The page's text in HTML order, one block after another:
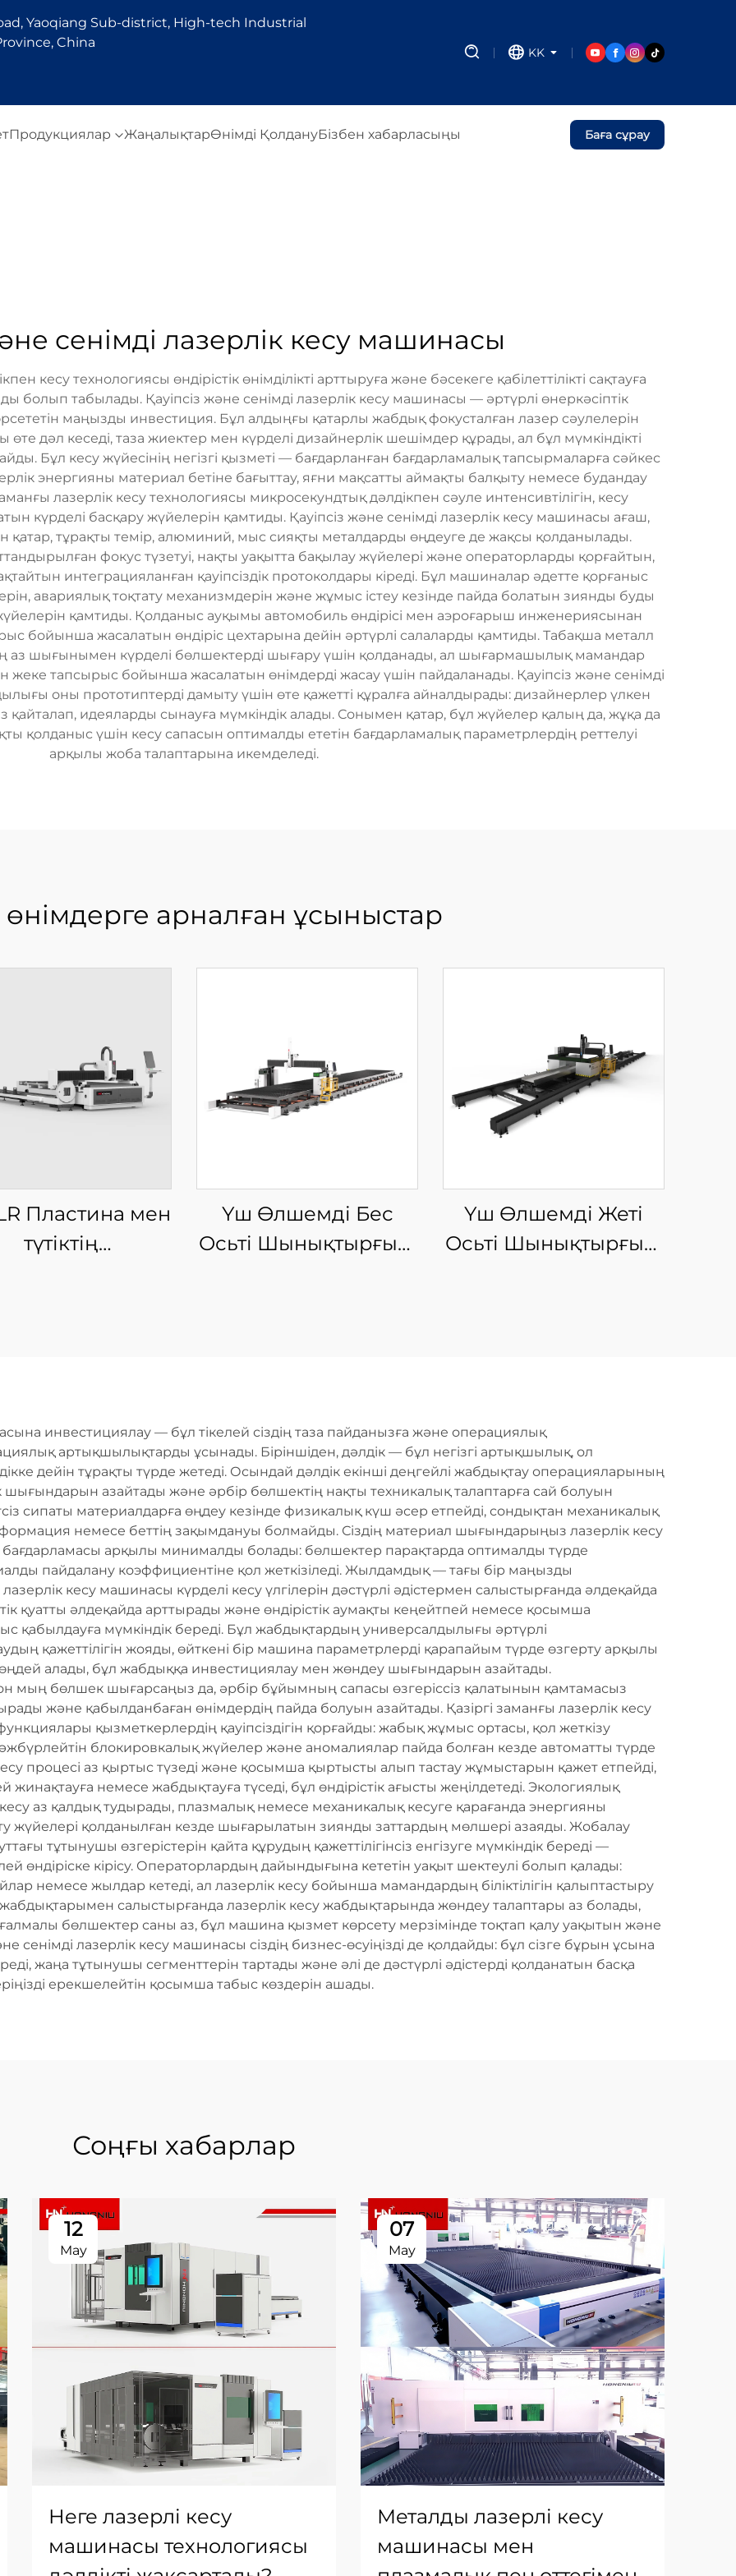
Yaoqiang Sub-district, High-tech Industrial
China
KK
Продукциялар ЖаңалықтарӨнімді ҚолдануБізбен хабарласыңы Баға сұрау
сенімді лазерлік кесу машинасы
кесу технологиясы өндірістік өнімділікті арттыруға және бәсекеге қабілеттілікті сақтауға
болып табылады. Қауіпсіз және сенімді лазерлік кесу машинасы — әртүрлі өнеркәсіптік
маңызды инвестиция. Бұл алдыңғы қатарлы жабдық фокусталған лазер сәулелерін
дәл кеседі, таза жиектер мен күрделі дизайнерлік шешімдер құрады, ал бұл мүмкіндікті
Бұл кесу жүйесінің негізгі қызметі — бағдарланған бағдарламалық тапсырмаларға сәйкес
энергияны материал бетіне бағыттау, яғни мақсатты аймақты балқыту немесе будандау
лазерлік кесу технологиясы микросекундтық дәлдікпен сәуле интенсивтілігін, кесу
күрделі басқару жүйелерін қамтиды. Қауіпсіз және сенімді лазерлік кесу машинасы ағаш,
қатар, тұрақты темір, алюминий, мыс сияқты металдарды өңдеуге де жақсы қолданылады.
фокус түзетуі, нақты уақытта бақылау жүйелері және операторларды қорғайтын,
интеграцияланған қауіпсіздік протоколдары кіреді. Бұл машиналар әдетте қорғаныс
авариялық тоқтату механизмдерін және жұмыс істеу кезінде пайда болатын зиянды буды
қамтиды. Қолданыс ауқымы автомобиль өндірісі мен аэроғарыш инженериясынан
бойынша жасалатын өндіріс цехтарына дейін әртүрлі салаларды қамтиды. Табақша металл
аз шығынымен күрделі бөлшектерді шығару үшін қолданады, ал шығармашылық мамандар
тапсырыс бойынша жасалатын өнімдерді жасау үшін пайдаланады. Қауіпсіз және сенімді
оны прототиптерді дамыту үшін өте қажетті құралға айналдырады: дизайнерлер үлкен
қайталап, идеяларды сынауға мүмкіндік алады. Сонымен қатар, бұл жүйелер қалың да, жұқа да
қолданыс үшін кесу сапасын оптималды ететін бағдарламалық параметрлердің реттелуі
арқылы жоба талаптарына икемделеді.
арналған ұсыныстар
Пластина мен
түтіктің
Үш Өлшемді Бес
Осьті Шынықтырғыш
Үш Өлшемді Жеті
Осьті Шынықтырғыш
инвестициялау — бұл тікелей сіздің таза пайданызға және операциялық
артықшылықтарды ұсынады. Біріншіден, дәлдік — бұл негізгі артықшылық, ол
дейін тұрақты түрде жетеді. Осындай дәлдік екінші деңгейлі жабдықтау операцияларының
шығындарын азайтады және әрбір бөлшектің нақты техникалық талаптарға сай болуын
сипаты материалдарға өңдеу кезінде физикалық күш әсер етпейді, сондықтан механикалық
немесе беттің зақымдануы болмайды. Сіздің материал шығындарыңыз лазерлік кесу
арқылы минималды болады: бөлшектер парақтарда оптималды түрде
пайдалану коэффициентіне қол жеткізіледі. Жылдамдық — тағы бір маңызды
кесу машинасы күрделі кесу үлгілерін дәстүрлі әдістермен салыстырғанда әлдеқайда
қуатты әлдеқайда арттырады және өндірістік аумақты кеңейтпей немесе қосымша
қабылдауға мүмкіндік береді. Бұл жабдықтардың универсалдылығы әртүрлі
қажеттілігін жояды, өйткені бір машина параметрлерді қарапайым түрде өзгерту арқылы
алады, бұл жабдыққа инвестициялау мен жөндеу шығындарын азайтады.
мың бөлшек шығарсаңыз да, әрбір бұйымның сапасы өзгеріссіз қалатынын қамтамасыз
және қабылданбаған өнімдердің пайда болуын азайтады. Қазіргі заманғы лазерлік кесу
қызметкерлердің қауіпсіздігін қорғайды: жабық жұмыс ортасы, қол жеткізу
блокировкалық жүйелер және аномалиялар пайда болған кезде автоматты түрде
процесі аз қыртыс түзеді және қосымша қыртысты алып тастау жұмыстарын қажет етпейді,
немесе жабдықтауға түседі, бұл өндірістік ағысты жеңілдетеді. Экологиялық
кесу аз қалдық тудырады, плазмалық немесе механикалық кесуге қарағанда энергияны
жүйелері қолданылған кезде шығарылатын зиянды заттардың мөлшері азаяды. Жобалау
тұтынушы өзгерістерін қайта құрудың қажеттілігінсіз енгізуге мүмкіндік береді —
өндіріске кірісу. Операторлардың дайындығына кететін уақыт шектеулі болып қалады:
немесе жылдар кетеді, ал лазерлік кесу бойынша мамандардың біліктілігін қалыптастыру
салыстырғанда лазерлік кесу жабдықтарында жөндеу талаптары аз болады,
бөлшектер саны аз, бұл машина қызмет көрсету мерзімінде тоқтап қалу уақытын және
лазерлік кесу машинасы сіздің бизнес-өсуіңізді де қолдайды: бұл сізге бұрын ұсына
жаңа тұтынушы сегменттерін тартады және әлі де дәстүрлі әдістерді қолданатын басқа
ерекшелейтін қосымша табыс көздерін ашады.
Соңғы хабарлар
12
May
Неге лазерлі кесу
машинасы технологиясы
07
May
Металды лазерлі кесу
машинасы мен